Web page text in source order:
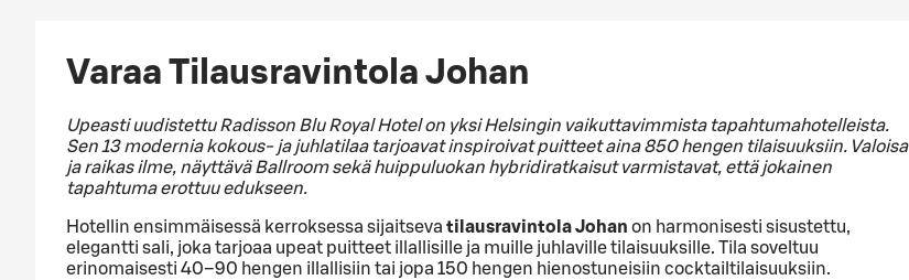
Varaa Tilausravintola Johan
Upeasti uudistettu Radisson Blu Royal Hotel on yksi Helsingin vaikuttavimmista tapahtumahotelleista.
Sen 13 modernia kokous- ja juhlatilaa tarjoavat inspiroivat puitteet aina 850 hengen tilaisuuksiin. Valoisa
ja raikas ilme, näyttävä Ballroom sekä huippuluokan hybridiratkaisut varmistavat, että jokainen
tapahtuma erottuu edukseen.
Hotellin ensimmäisessä kerroksessa sijaitseva tilausravintola Johan on harmonisesti sisustettu,
elegantti sali, joka tarjoaa upeat puitteet illallisille ja muille juhlaville tilaisuuksille. Tila soveltuu
erinomaisesti 40–90 hengen illallisiin tai jopa 150 hengen hienostuneisiin cocktailtilaisuuksiin.